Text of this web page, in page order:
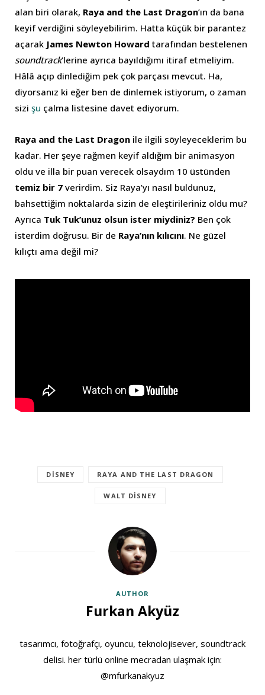
alan biri olarak, Raya and the Last Dragon’ın da bana
keyif verdiğini söyleyebilirim. Hatta küçük bir parantez
açarak James Newton Howard tarafından bestelenen
soundtrack’lerine ayrıca bayıldığımı itiraf etmeliyim.
Hâlâ açıp dinlediğim pek çok parçası mevcut. Ha,
diyorsanız ki eğer ben de dinlemek istiyorum, o zaman
sizi şu çalma listesine davet ediyorum.
Raya and the Last Dragon ile ilgili söyleyeceklerim bu
kadar. Her şeye rağmen keyif aldığım bir animasyon
oldu ve illa bir puan verecek olsaydım 10 üstünden
temiz bir 7 verirdim. Siz Raya’yı nasıl buldunuz,
bahsettiğim noktalarda sizin de eleştirileriniz oldu mu?
Ayrıca Tuk Tuk’unuz olsun ister miydiniz? Ben çok
isterdim doğrusu. Bir de Raya’nın kılıcını. Ne güzel
kılıçtı ama değil mi?
DISNEY RAYA AND THE LAST DRAGON
WALT DISNEY
AUTHOR
Furkan Akyüz
tasarımcı, fotoğrafçı, oyuncu, teknolojisever, soundtrack
delisi. her türlü online mecradan ulaşmak için:
@mfurkanakyuz